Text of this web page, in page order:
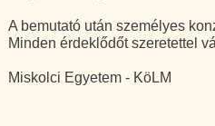
A bemutató után személyes
Minden érdeklődőt szeretettel
Miskolci Egyetem - KöLM